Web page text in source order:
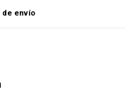
envío